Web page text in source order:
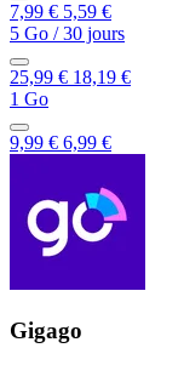
7,99 € 5,59 €
5 Go /30 jours
25,99 € 18,19 €
1 Go
9,99 € 6,99 €
Gigago